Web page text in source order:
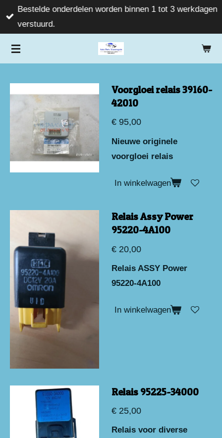
Ga
direct
de
Bestelde onderdelen worden binnen 1 tot 3 werkdagen
verstuurd.
Voorgloei relais 39160-
42010
€ 95,00
Nieuwe originele
voorgloei relais
In winkelwagen
Relais Assy Power
95220-4A100
€ 20,00
Relais ASSY Power
95220-4A100
In winkelwagen
Relais 95225-34000
€ 25,00
Relais voor diverse